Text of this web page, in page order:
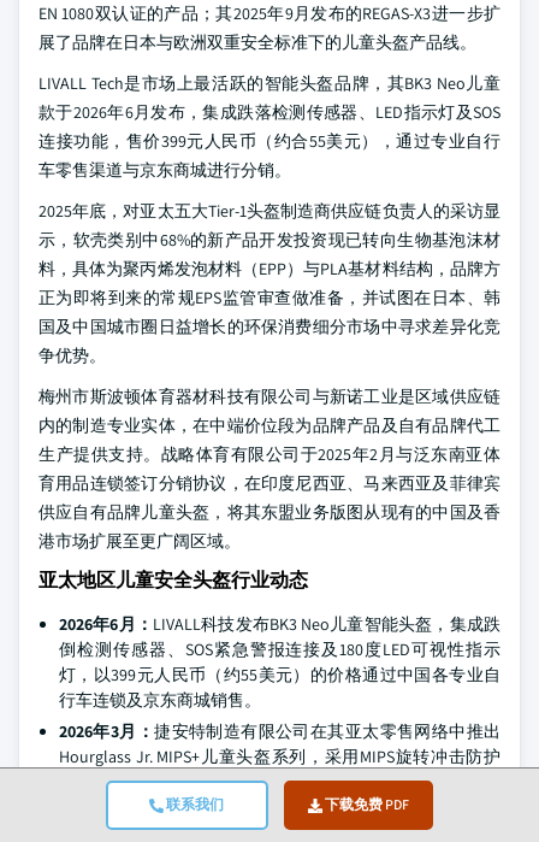
联系我们 下载免费 PDF
EN 1080双认证的产品；其2025年9月发布的REGAS-X3进一步扩
展了品牌在日本与欧洲双重安全标准下的儿童头盔产品线。
LIVALL Tech是市场上最活跃的智能头盔品牌，其BK3 Neo儿童
款于2026年6月发布，集成跌落检测传感器、LED指示灯及SOS
连接功能，售价399元人民币（约合55美元），通过专业自行
车零售渠道与京东商城进行分销。
2025年底，对亚太五大Tier-1头盔制造商供应链负责人的采访显
示，软壳类别中68%的新产品开发投资现已转向生物基泡沫材
料，具体为聚丙烯发泡材料（EPP）与PLA基材料结构，品牌方
正为即将到来的常规EPS监管审查做准备，并试图在日本、韩
国及中国城市圈日益增长的环保消费细分市场中寻求差异化竞
争优势。
梅州市斯波顿体育器材科技有限公司与新诺工业是区域供应链
内的制造专业实体，在中端价位段为品牌产品及自有品牌代工
生产提供支持。战略体育有限公司于2025年2月与泛东南亚体
育用品连锁签订分销协议，在印度尼西亚、马来西亚及菲律宾
供应自有品牌儿童头盔，将其东盟业务版图从现有的中国及香
港市场扩展至更广阔区域。
亚太地区儿童安全头盔行业动态
2026年6月： LIVALL科技发布BK3 Neo儿童智能头盔，集成跌
倒检测传感器、SOS紧急警报连接及180度LED可视性指示
灯，以399元人民币（约55美元）的价格通过中国各专业自
行车连锁及京东商城销售。
2026年3月：捷安特制造有限公司在其亚太零售网络中推出
Hourglass Jr. MIPS+儿童头盔系列，采用MIPS旋转冲击防护
技术及可调双环束紧系统（头围尺寸44–54厘米），定位于
认证高端市场。